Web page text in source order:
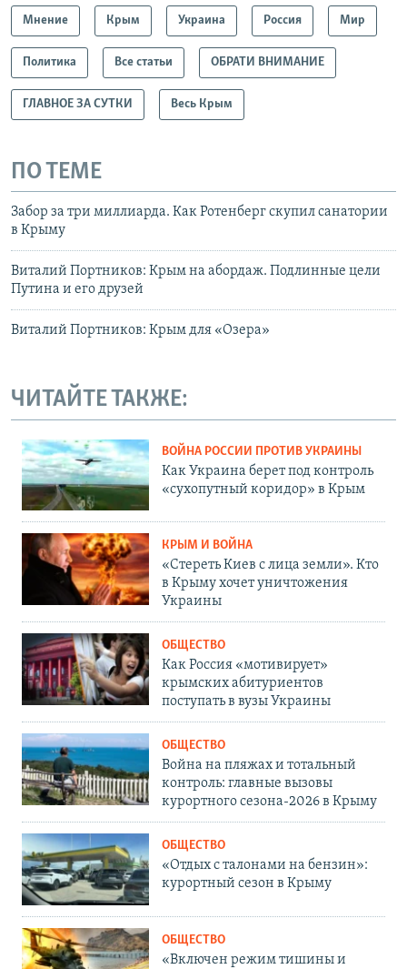
Мнение Крым Украина Россия Мир
Политика Все статьи ОБРАТИ ВНИМАНИЕ
ГЛАВНОЕ ЗА СУТКИ Весь Крым
ПО ТЕМЕ
Забор за три миллиарда. Как Ротенберг скупил санатории
в Крыму
Виталий Портников: Крым на абордаж. Подлинные цели
Путина и его друзей
Виталий Портников: Крым для «Озера»
ЧИТАЙТЕ ТАКЖЕ:
ВОЙНА РОССИИ ПРОТИВ УКРАИНЫ
Как Украина берет под контроль
«сухопутный коридор» в Крым
КРЫМ И ВОЙНА
«Стереть Киев с лица земли». Кто
в Крыму хочет уничтожения
Украины
ОБЩЕСТВО
Как Россия «мотивирует»
крымских абитуриентов
поступать в вузы Украины
ОБЩЕСТВО
Война на пляжах и тотальный
контроль: главные вызовы
курортного сезона-2026 в Крыму
ОБЩЕСТВО
«Отдых с талонами на бензин»:
курортный сезон в Крыму
ОБЩЕСТВО
«Включен режим тишины и